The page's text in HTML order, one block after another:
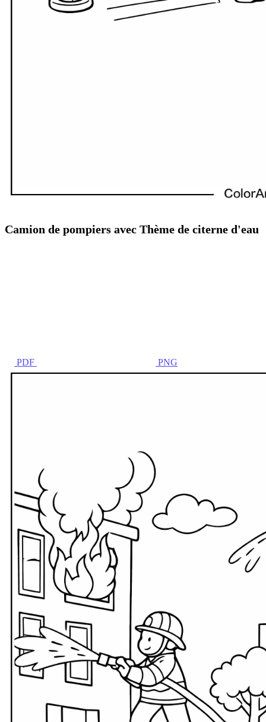
Camion de pompiers avec Thème de citerne d'eau
PDF PNG